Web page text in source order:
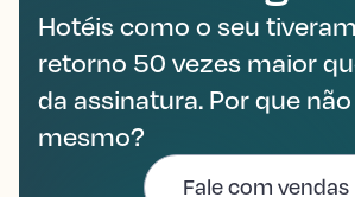
Hotéis como o seu
retorno 50 vezes maior
da assinatura. Por que
mesmo?
Fale com vendas